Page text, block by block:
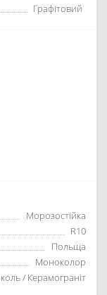
Графітовий
Морозостійка
R10
Польща
Моноколор
/ Керамограніт